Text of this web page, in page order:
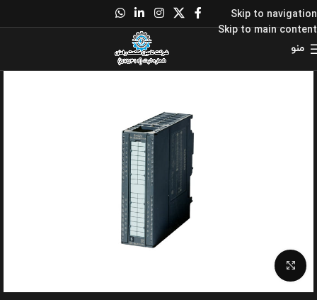
Skip to navigation
Skip to main content
منو
برای بزرگنمایی کلیک کنید